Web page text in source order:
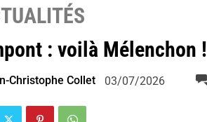
: voilà Mélenchon !
Christophe Collet 03/07/2026